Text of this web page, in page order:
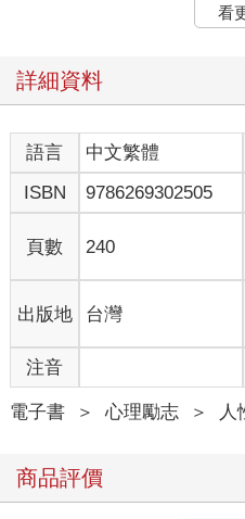
呢？ 「我不知道你那麼辛苦……
公司，到底發生什麼事了？」
應方式究竟差在哪裡？當然，
論，但大多數的時候，語言是
們在人際關係中的說話方式，
的心態。這兩類話語的根本差
簡而言之，前者是「讀心」（
「體心」（mentalization）在發
是指根據自己的感覺與推測來
則是暫時放下批判，轉而關注
我們進入體心狀態，就不會再
開一場理解與共鳴的對話。 實
與生存直接相關的問題。讓我
氣候變遷，被迫從樹上走向開
風險。當時的草原上潛伏著無數
存，不是選擇個體性的生存方
早期人類可能會拿著樹枝或石
看
詳細資料
語言 中文繁體
ISBN
9786269302505
頁數 240
出版地 台灣
注音
電子書 ＞ 心理勵志 ＞ 人
商品評價